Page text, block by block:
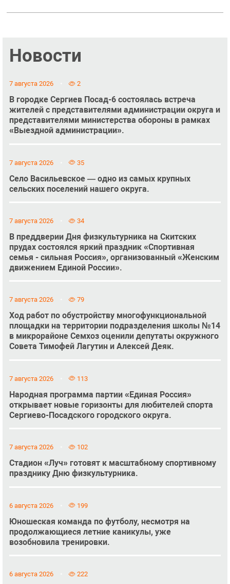
Новости
7 августа 2026 2
В городке Сергиев Посад-6 состоялась встреча
жителей с представителями администрации округа и
представителями министерства обороны в рамках
«Выездной администрации».
7 августа 2026 35
Село Васильевское — одно из самых крупных
сельских поселений нашего округа.
7 августа 2026 34
В преддверии Дня физкультурника на Скитских
прудах состоялся яркий праздник «Спортивная
семья - сильная Россия», организованный «Женским
движением Единой России».
7 августа 2026 79
Ход работ по обустройству многофункциональной
площадки на территории подразделения школы №14
в микрорайоне Семхоз оценили депутаты окружного
Совета Тимофей Лагутин и Алексей Деяк.
7 августа 2026 113
Народная программа партии «Единая Россия»
открывает новые горизонты для любителей спорта
Сергиево-Посадского городского округа.
7 августа 2026 102
Стадион «Луч» готовят к масштабному спортивному
празднику Дню физкультурника.
6 августа 2026 199
Юношеская команда по футболу, несмотря на
продолжающиеся летние каникулы, уже
возобновила тренировки.
6 августа 2026 222